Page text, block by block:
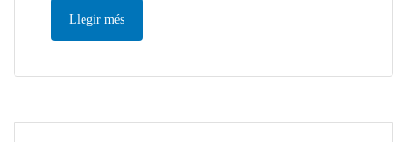
Llegir més